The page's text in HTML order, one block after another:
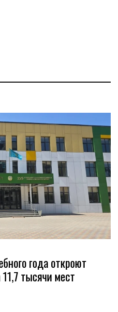
года откроют
тысячи мест